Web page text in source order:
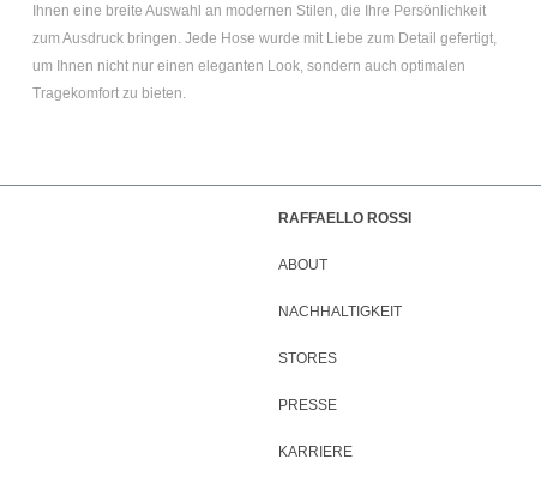
Ihnen eine breite Auswahl an modernen Stilen, die Ihre Persönlichkeit
zum Ausdruck bringen. Jede Hose wurde mit Liebe zum Detail gefertigt,
um Ihnen nicht nur einen eleganten Look, sondern auch optimalen
Tragekomfort zu bieten.
RAFFAELLO ROSSI
ABOUT
NACHHALTIGKEIT
STORES
PRESSE
KARRIERE